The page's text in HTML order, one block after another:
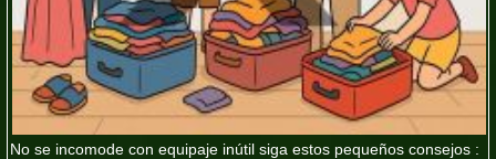
No se incomode con equipaje inútil siga estos pequeños consejos :